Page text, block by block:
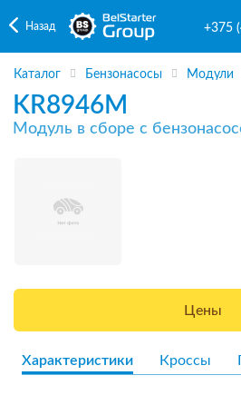
Назад +375
Каталог Бензонасосы Модули
KR8946M
Модуль в сборе с
Цены
Характеристики Кроссы